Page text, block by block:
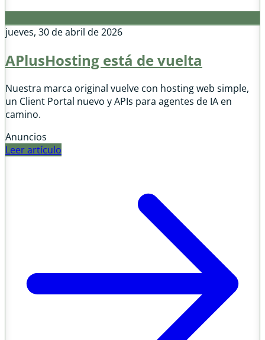
jueves, 30 de abril de 2026
APlusHosting está de vuelta
Nuestra marca original vuelve con hosting web simple,
un Client Portal nuevo y APIs para agentes de IA en
camino.
Anuncios
Leer artículo